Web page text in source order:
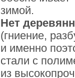
зимой.
Нет
(гниение,
и именно
стали с
из